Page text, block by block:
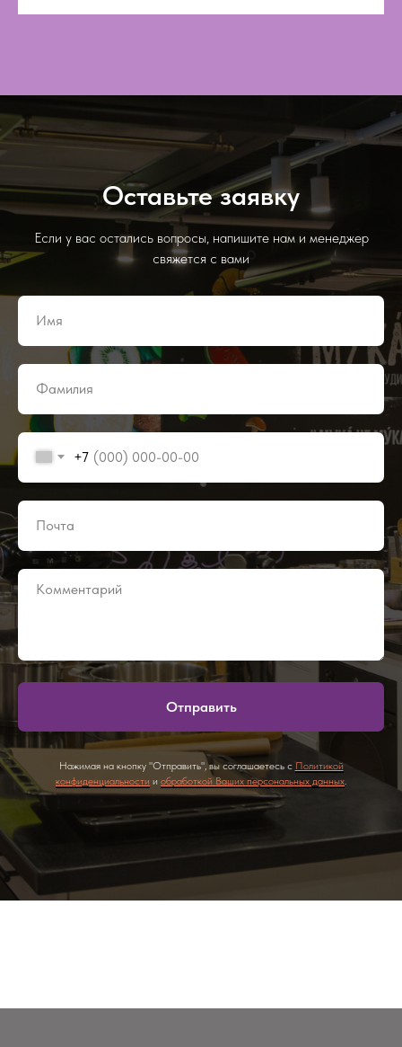
Оставьте заявку
Если у вас остались вопросы, напишите нам и менеджер
свяжется с вами
+7
Отправить
Нажимая на кнопку "Отправить", вы соглашаетесь с Политикой
конфиденциальности и обработкой Ваших персональных данных.